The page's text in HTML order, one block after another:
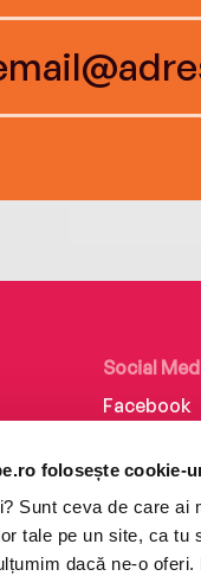
folosește cookie-
Sunt ceva de care
tale pe un site, ca tu
dacă ne-o
Social
Facebook
Instagram
TikTok